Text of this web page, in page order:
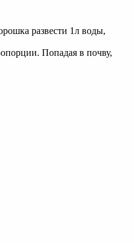
развести 1л воды,
Попадая в почву,